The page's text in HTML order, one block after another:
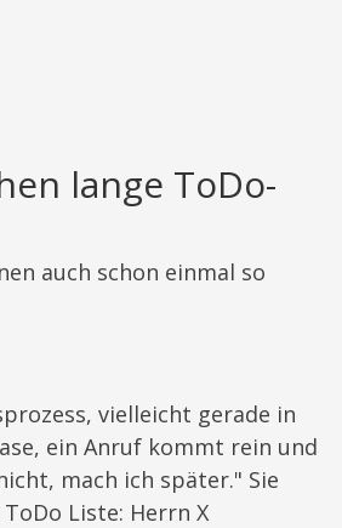
lange ToDo-
auch schon einmal so
vielleicht gerade in
ein Anruf kommt rein und
mach ich später." Sie
Liste: Herrn X